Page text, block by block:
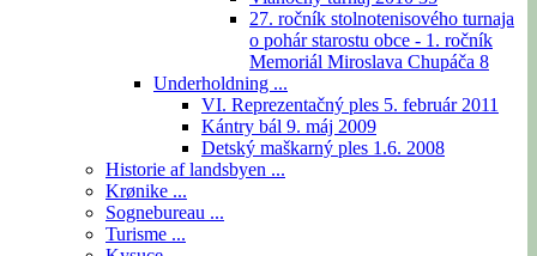
27. ročník stolnotenisového turnaja
o pohár starostu obce - 1. ročník
Memoriál Miroslava Chupáča 8
Underholdning ...
VI. Reprezentačný ples 5. február 2011
Kántry bál 9. máj 2009
Detský maškarný ples 1.6. 2008
Historie af landsbyen ...
Krønike ...
Sognebureau ...
Turisme ...